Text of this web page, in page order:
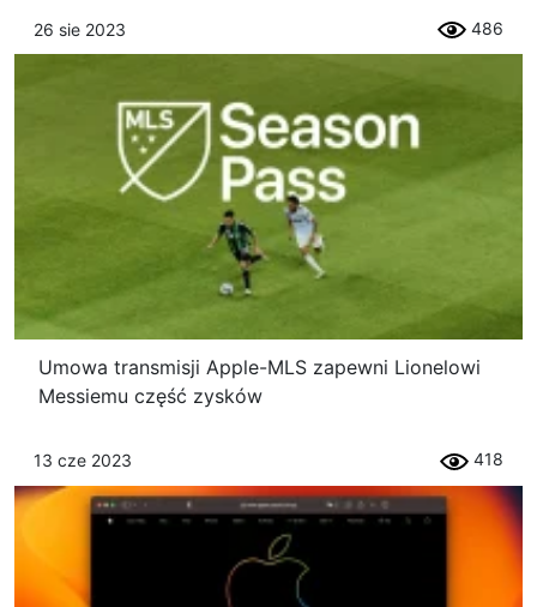
26 sie 2023 486
Umowa transmisji Apple-MLS zapewni Lionelowi
Messiemu część zysków
13 cze 2023 418